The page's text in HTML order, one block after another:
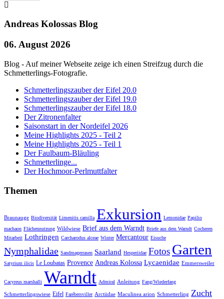
Andreas Kolossas Blog
06. August 2026
Blog - Auf meiner Webseite zeige ich einen Streifzug durch die
Schmetterlings-Fotografie.
Schmetterlingszauber der Eifel 20.0
Schmetterlingszauber der Eifel 19.0
Schmetterlingszauber der Eifel 18.0
Der Zitronenfalter
Saisonstart in der Nordeifel 2026
Meine Highlights 2025 - Teil 2
Meine Highlights 2025 - Teil 1
Der Faulbaum-Bläuling
Schmetterlinge...
Der Hochmoor-Perlmuttfalter
Themen
Braunauge Biodiversität Limenitis camilla Exkursion Lemonidae Papilio
machaon Flächennutzung Wildwiese Brief aus dem Warndt Briefe aus dem Warndt Cocheren
Mitarbeit Lothringen Carcharodus alceae Winter Mercantour Eisuche
Nymphalidae Sandmagerrasen Saarland Hesperiidae Fotos Garten
Satyrium ilicis Le Loubatas Provence Andreas Kolossa Lycaenidae Emmersweiler
Cacyreus marshalli Warndt Admiral Anleitung Fang/Wiederfang
Schmetterlingswiese Eifel Farébersviller Arctiidae Maculinea arion Schmetterling Zucht